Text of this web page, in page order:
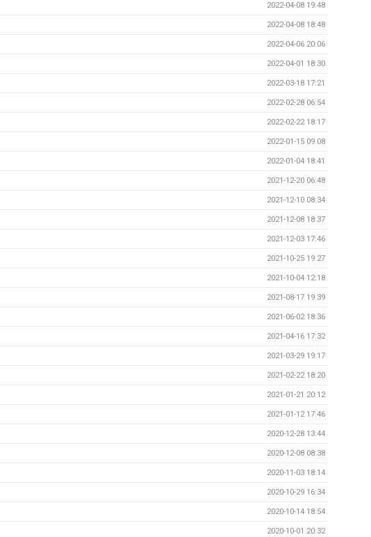
2022-04-08 19:48
2022-04-08 18:48
2022-04-06 20:06
2022-04-01 18:30
2022-03-18 17:21
2022-02-28 06:54
2022-02-22 18:17
2022-01-15 09:08
2022-01-04 18:41
2021-12-20 06:48
2021-12-10 08:34
2021-12-08 18:37
2021-12-03 17:46
2021-10-25 19:27
2021-10-04 12:18
2021-08-17 19:39
2021-06-02 18:36
2021-04-16 17:32
2021-03-29 19:17
2021-02-22 18:20
2021-01-21 20:12
2021-01-12 17:46
2020-12-28 13:44
2020-12-08 08:38
2020-11-03 18:14
2020-10-29 16:34
2020-10-14 18:54
2020-10-01 20:32